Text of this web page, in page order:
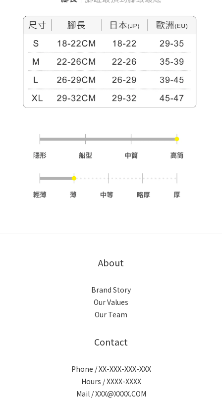
About
Brand Story
Our Values
Our Team
Contact
Phone / XX-XXX-XXX-XXX
Hours / XXXX-XXXX
Mail / XXX@XXXX.COM